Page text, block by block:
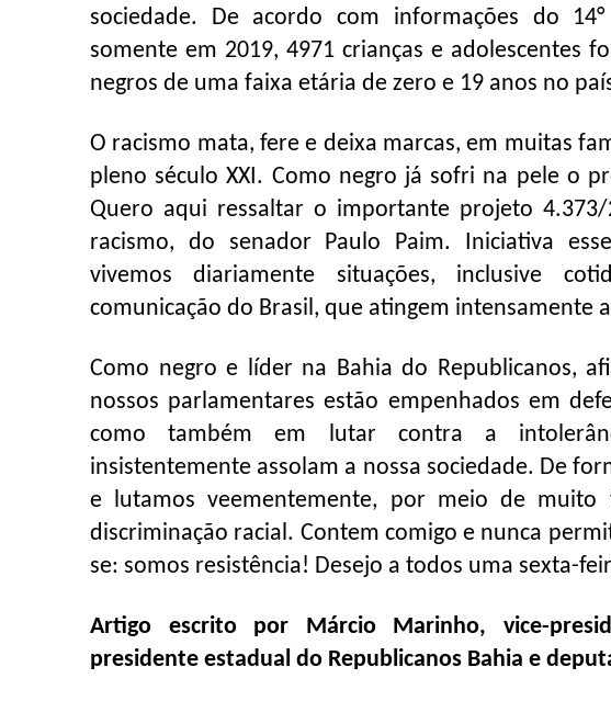
sociedade. De acordo com informações do
somente em 2019, 4971 crianças e adolescentes
negros de uma faixa etária de zero e 19 anos no
O racismo mata, fere e deixa marcas, em muitas
pleno século XXI. Como negro já sofri na pele o
Quero aqui ressaltar o importante projeto
racismo, do senador Paulo Paim. Iniciativa
vivemos diariamente situações, inclusive
comunicação do Brasil, que atingem intensamente
Como negro e líder na Bahia do Republicanos,
nossos parlamentares estão empenhados em
como também em lutar contra a
insistentemente assolam a nossa sociedade. De
e lutamos veementemente, por meio de
discriminação racial. Contem comigo e nunca
se: somos resistência! Desejo a todos uma sexta-
Artigo escrito por Márcio Marinho, vice-
presidente estadual do Republicanos Bahia e